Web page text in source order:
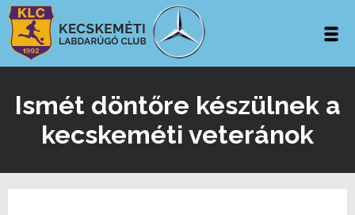
Ismét döntőre készülnek a
kecskeméti veteránok